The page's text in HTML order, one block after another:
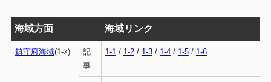
海域方面 海域リンク
鎮守府海域(1-☓)
記
事
1-1/ 1-2/ 1-3/ 1-4/ 1-5/ 1-6